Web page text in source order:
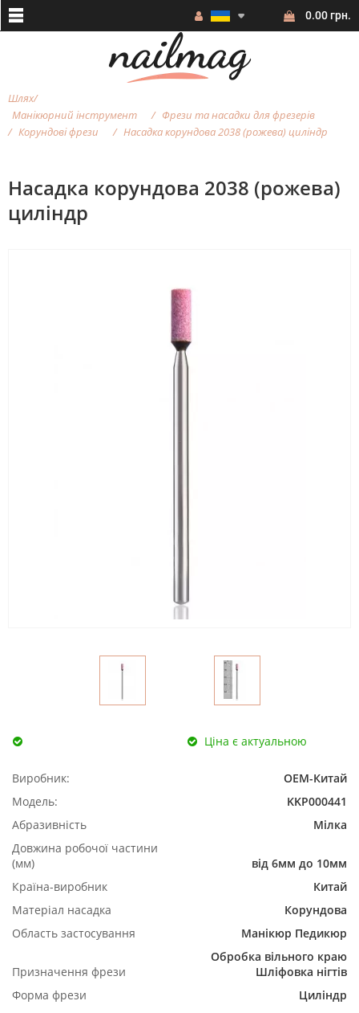
0.00 грн.
Шлях
Манікюрний інструмент
Фрези та насадки для фрезерiв
Корундові фрези
Насадка корундова 2038 (рожева) циліндр
Насадка корундова 2038 (рожева)
циліндр
Ціна є актуальною
Виробник:
ОЕМ-Китай
Модель:
KKP000441
Абразивність
Мілка
Довжина робочої частини
(мм)
від 6мм до 10мм
Країна-виробник
Китай
Матеріал насадка
Корундова
Область застосування
Манікюр Педикюр
Призначення фрези
Обробка вільного краю
Шліфовка нігтів
Форма фрези
Циліндр